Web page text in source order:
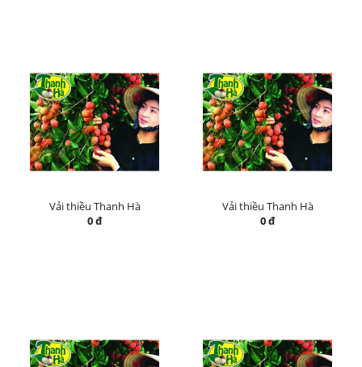
Vải thiều Thanh Hà
0 đ
Vải thiều Thanh Hà
0 đ